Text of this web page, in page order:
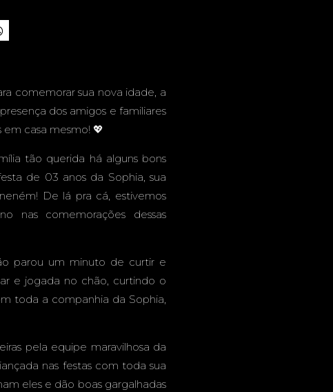
CASA -
-
comemorar sua nova idade, a
dos amigos e familiares
casa mesmo! 💖
tão querida há alguns bons
de 03 anos da Sophia, sua
De lá pra cá, estivemos
nas comemorações dessas
parou um minuto de curtir e
e jogada no chão, curtindo o
toda a companhia da Sophia,
pela equipe maravilhosa da
nas festas com toda sua
eles e dão boas gargalhadas